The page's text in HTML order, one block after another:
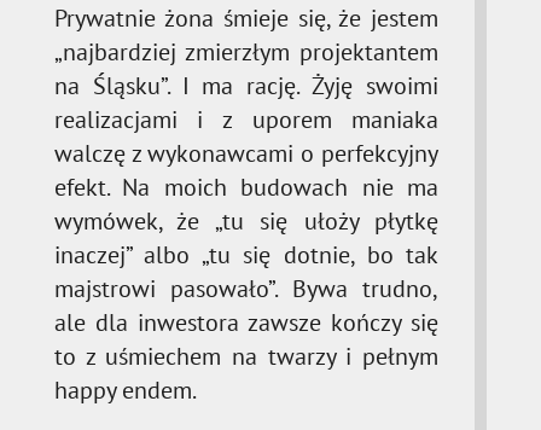
Prywatnie żona śmieje się, że jestem
„najbardziej zmierzłym projektantem
na Śląsku”. I ma rację. Żyję swoimi
realizacjami i z uporem maniaka
walczę z wykonawcami o perfekcyjny
efekt. Na moich budowach nie ma
wymówek, że „tu się ułoży płytkę
inaczej” albo „tu się dotnie, bo tak
majstrowi pasowało”. Bywa trudno,
ale dla inwestora zawsze kończy się
to z uśmiechem na twarzy i pełnym
happy endem.